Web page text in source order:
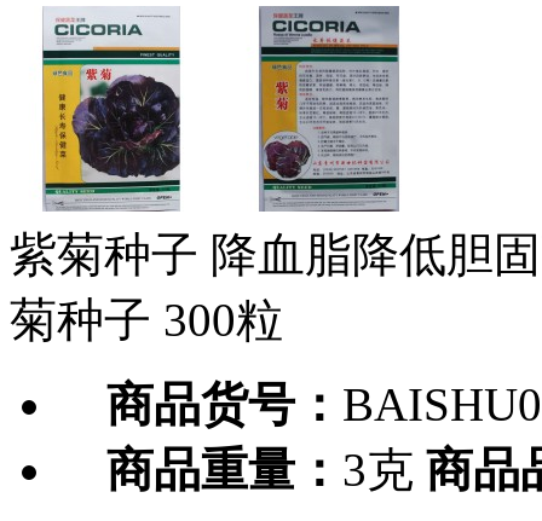
紫菊种子 降血脂降低胆
菊种子 300粒
商品货号：
商品重量： 3克 商品